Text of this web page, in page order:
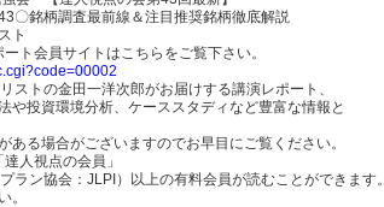
〇銘柄調査最前線＆注目推奨銘柄徹底解説
ト
ト会員サイトはこちらをご覧下さい。
ストの金田一洋次郎がお届けする講演レポート、
や投資環境分析、ケーススタディなど豊富な情報と
ある場合がございますのでお早目にご覧ください。
人視点の会員」
ラン協会：JLPI）以上の有料会員が読むことができます。
。